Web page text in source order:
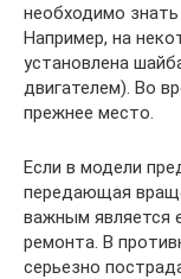
необходимо
Например, на
установлена
двигателем). Во
прежнее место.
Если в модели
передающая
важным является
ремонта. В
серьезно